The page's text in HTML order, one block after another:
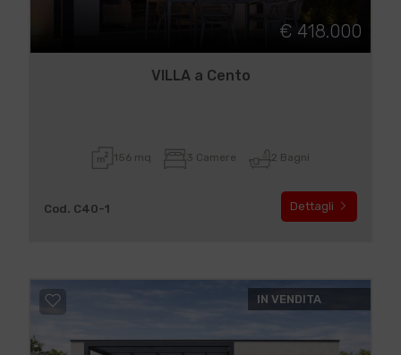
€ 418.000
VILLA a Cento
156 mq 3 Camere 2 Bagni
Cod. C40-1 Dettagli
IN VENDITA